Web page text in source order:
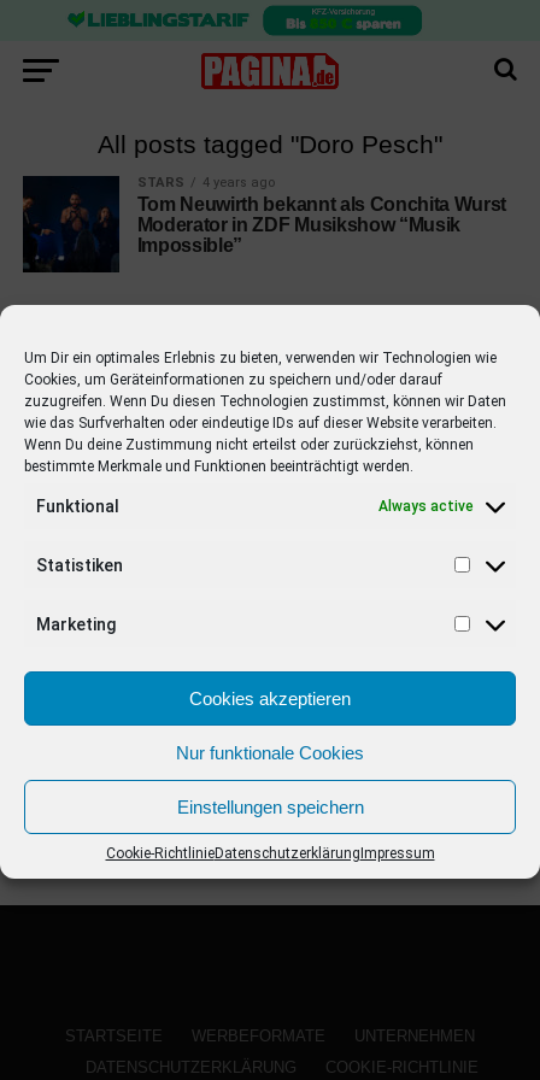
Um Dir ein optimales Erlebnis zu bieten, verwenden wir Technologien wie
Cookies, um Geräteinformationen zu speichern und/oder darauf
zuzugreifen. Wenn Du diesen Technologien zustimmst, können wir Daten
wie das Surfverhalten oder eindeutige IDs auf dieser Website verarbeiten.
Wenn Du deine Zustimmung nicht erteilst oder zurückziehst, können
bestimmte Merkmale und Funktionen beeinträchtigt werden.
Funktional Always active
Statistiken
Marketing
Cookies akzeptieren
Nur funktionale Cookies
Einstellungen speichern
Cookie-RichtlinieDatenschutzerklärung Impressum
All posts tagged "Doro Pesch"
STARS 4 years ago
Tom Neuwirth bekannt als Conchita Wurst
Moderator in ZDF Musikshow “Musik
Impossible”
EMPFOHLEN
STARS 4 years ago
Barbara Schöneberger Moderatorin
von “Verstehen Sie Spaß?”
STARTSEITE WERBEFORMATE
UNTERNEHMEN
DATENSCHUTZERKLÄRUNG
COOKIE-RICHTLINIE